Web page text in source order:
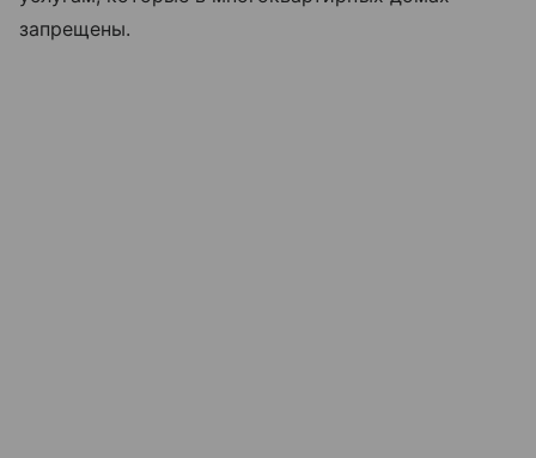
запрещены.